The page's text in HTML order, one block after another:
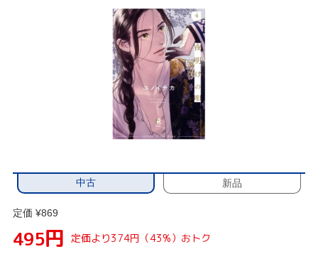
中古 新品
定価 ¥869
495円 定価より374円（43%）おトク